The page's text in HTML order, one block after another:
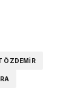
ÖZDEMIR